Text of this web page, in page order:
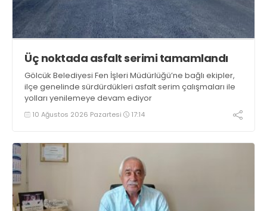
Üç noktada asfalt serimi tamamlandı
Gölcük Belediyesi Fen İşleri Müdürlüğü’ne bağlı ekipler,
ilçe genelinde sürdürdükleri asfalt serim çalışmaları ile
yolları yenilemeye devam ediyor
10 Ağustos 2026 Pazartesi 17:14